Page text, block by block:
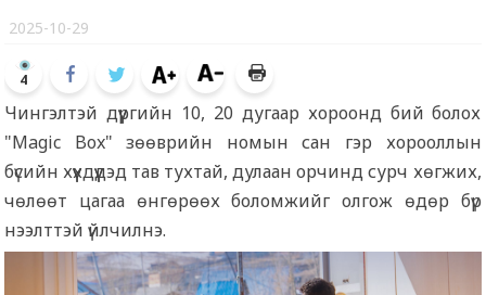
2025-10-29
4
Чингэлтэй дүүргийн 10, 20 дугаар хороонд бий болох
"Magic Box" зөөврийн номын сан гэр хорооллын
бүсийн хүүхдүүдэд тав тухтай, дулаан орчинд сурч хөгжих,
чөлөөт цагаа өнгөрөөх боломжийг олгож өдөр бүр
нээлттэй үйлчилнэ.